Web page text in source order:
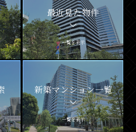
最近見た物件
一覧を表示
新築マンション一覧
一覧を表示